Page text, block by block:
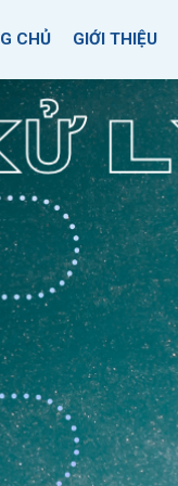
CHỦ GIỚI THIỆU